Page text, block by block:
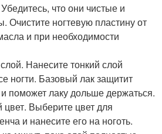
что они чистые и
Очистите ногтевую пластину от
и при необходимости
Нанесите тонкий слой
ногти. Базовый лак защитит
поможет лаку дольше держаться.
Выберите цвет для
и нанесите его на ноготь.